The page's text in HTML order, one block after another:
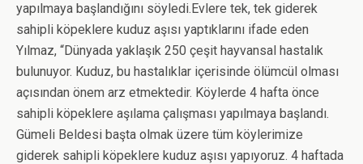
yapılmaya başlandığını söyledi.Evlere tek, tek giderek
sahipli köpeklere kuduz aşısı yaptıklarını ifade eden
Yılmaz, “Dünyada yaklaşık 250 çeşit hayvansal hastalık
bulunuyor. Kuduz, bu hastalıklar içerisinde ölümcül olması
açısından önem arz etmektedir. Köylerde 4 hafta önce
sahipli köpeklere aşılama çalışması yapılmaya başlandı.
Gümeli Beldesi başta olmak üzere tüm köylerimize
giderek sahipli köpeklere kuduz aşısı yapıyoruz. 4 haftada